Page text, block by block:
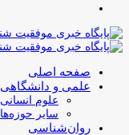
صفحه اصلی
علمی و دانشگاهی
علوم انسانی
سایر حوزه‌ها
روان‌شناسی